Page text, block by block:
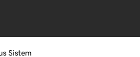
Sistem